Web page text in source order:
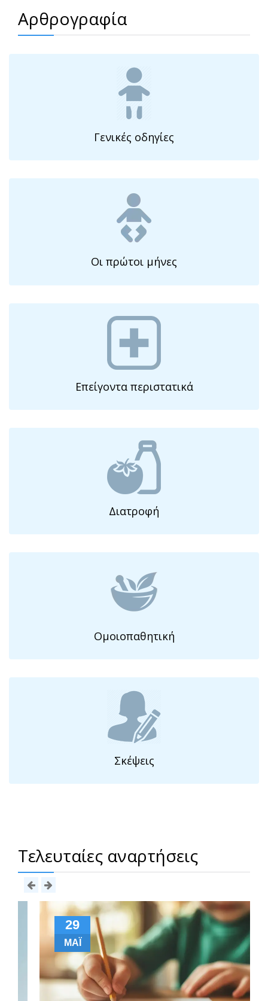
Αρθρογραφία
Γενικές οδηγίες
Οι πρώτοι μήνες
Επείγοντα περιστατικά
Διατροφή
Ομοιοπαθητική
Σκέψεις
Τελευταίες αναρτήσεις
ΜΆΙ